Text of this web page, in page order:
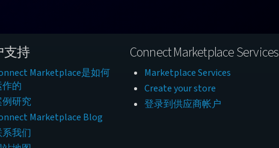
支持
Marketplace是如何
作的
例研究
Marketplace Blog
系我们
Connect Marketplace Services
Marketplace Services
Create your store
登录到供应商帐户